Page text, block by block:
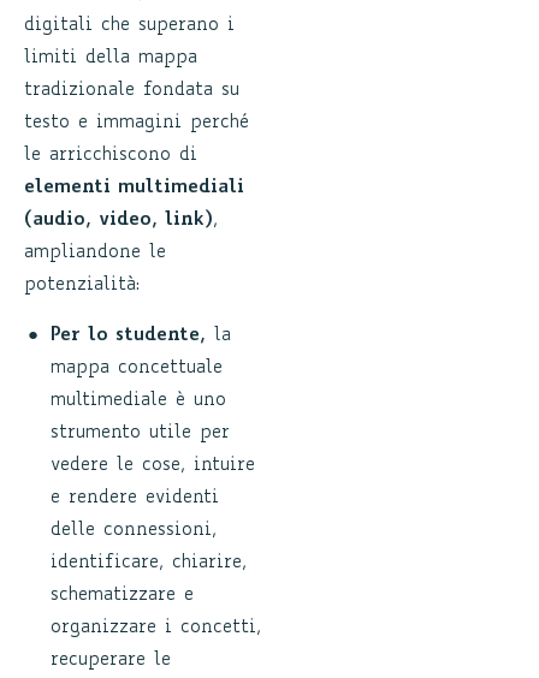
digitali che superano i
limiti della mappa
tradizionale fondata su
testo e immagini perché
le arricchiscono di
elementi multimediali
(audio, video, link),
ampliandone le
potenzialità:
Per lo studente, la
mappa concettuale
multimediale è uno
strumento utile per
vedere le cose, intuire
e rendere evidenti
delle connessioni,
identificare, chiarire,
schematizzare e
organizzare i concetti,
recuperare le